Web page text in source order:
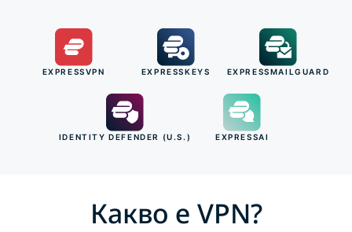
EXPRESSVPN EXPRESSKEYS EXPRESSMAILGUARD
IDENTITY DEFENDER (U.S.) EXPRESSAI
Какво е VPN?